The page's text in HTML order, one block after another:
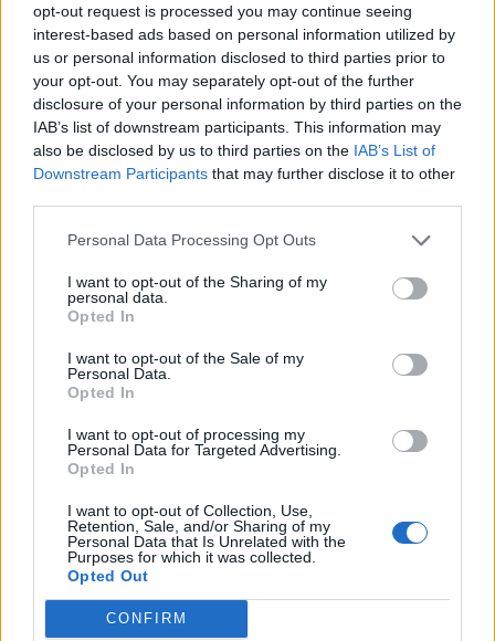
opt-out request is processed you may continue seeing
interest-based ads based on personal information utilized by
us or personal information disclosed to third parties prior to
your opt-out. You may separately opt-out of the further
disclosure of your personal information by third parties on the
IAB’s list of downstream participants. This information may
also be disclosed by us to third parties on the IAB’s List of
Downstream Participants that may further disclose it to other
Personal Data Processing Opt Outs
I want to opt-out of the Sharing of my
personal data.
Opted In
I want to opt-out of the Sale of my
Personal Data.
Opted In
I want to opt-out of processing my
Personal Data for Targeted Advertising.
Opted In
I want to opt-out of Collection, Use,
Retention, Sale, and/or Sharing of my
Personal Data that Is Unrelated with the
Purposes for which it was collected.
Opted Out
CONFIRM
Πρωινή